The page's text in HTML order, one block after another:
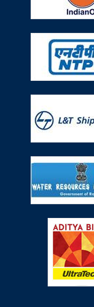
Technical
Works on
Participated
in Water
organized
Development
held during
Participated
June, 2019
Association